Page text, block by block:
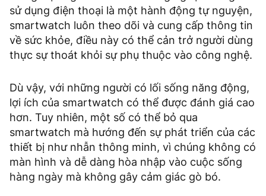
sử dụng điện thoại là một hành động tự nguyện,
smartwatch luôn theo dõi và cung cấp thông tin
về sức khỏe, điều này có thể cản trở người dùng
thực sự thoát khỏi sự phụ thuộc vào công nghệ.
Dù vậy, với những người có lối sống năng động,
lợi ích của smartwatch có thể được đánh giá cao
hơn. Tuy nhiên, một số có thể bỏ qua
smartwatch mà hướng đến sự phát triển của các
thiết bị như nhẫn thông minh, vì chúng không có
màn hình và dễ dàng hòa nhập vào cuộc sống
hàng ngày mà không gây cảm giác gò bó.